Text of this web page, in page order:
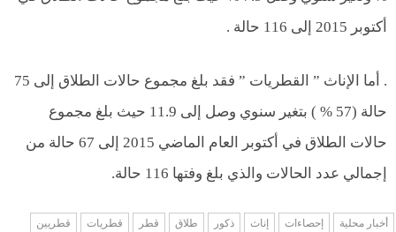
أكتوبر 2015 إلى 116 حالة .
. أما الإناث ” القطريات ” فقد بلغ مجموع حالات الطلاق إلى 75
حالة (57 % ) بتغير سنوي وصل إلى 11.9 حيث بلغ مجموع
حالات الطلاق في أكتوبر العام الماضي 2015 إلى 67 حالة من
إجمالي عدد الحالات والذي بلغ وفتها 116 حالة.
أخبار محلية إحصاءات إناث ذكور طلاق قطر قطريات قطريين